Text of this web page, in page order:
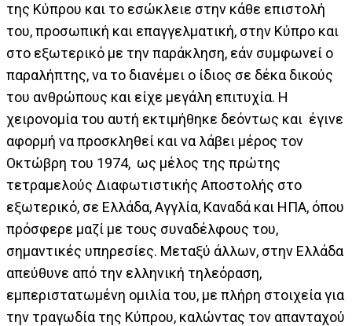
της Κύπρου και το εσώκλειε στην κάθε επιστολή
του, προσωπική και επαγγελματική, στην Κύπρο και
στο εξωτερικό με την παράκληση, εάν συμφωνεί ο
παραλήπτης, να το διανέμει ο ίδιος σε δέκα δικούς
του ανθρώπους και είχε μεγάλη επιτυχία. Η
χειρονομία του αυτή εκτιμήθηκε δεόντως και έγινε
αφορμή να προσκληθεί και να λάβει μέρος τον
Οκτώβρη του 1974, ως μέλος της πρώτης
τετραμελούς Διαφωτιστικής Αποστολής στο
εξωτερικό, σε Ελλάδα, Αγγλία, Καναδά και ΗΠΑ, όπου
πρόσφερε μαζί με τους συναδέλφους του,
σημαντικές υπηρεσίες. Μεταξύ άλλων, στην Ελλάδα
απεύθυνε από την ελληνική τηλεόραση,
εμπεριστατωμένη ομιλία του, με πλήρη στοιχεία για
την τραγωδία της Κύπρου, καλώντας τον απανταχού